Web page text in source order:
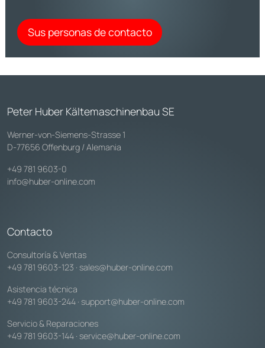
Sus personas de contacto
Peter Huber Kältemaschinenbau SE
Werner-von-Siemens-Strasse 1
D-77656 Offenburg / Alemania
+49 781 9603-0
info@huber-online.com
Contacto
Consultoría & Ventas
+49 781 9603-123 · sales@huber-online.com
Asistencia técnica
+49 781 9603-244 · support@huber-online.com
Servicio & Reparaciones
+49 781 9603-144 · service@huber-online.com